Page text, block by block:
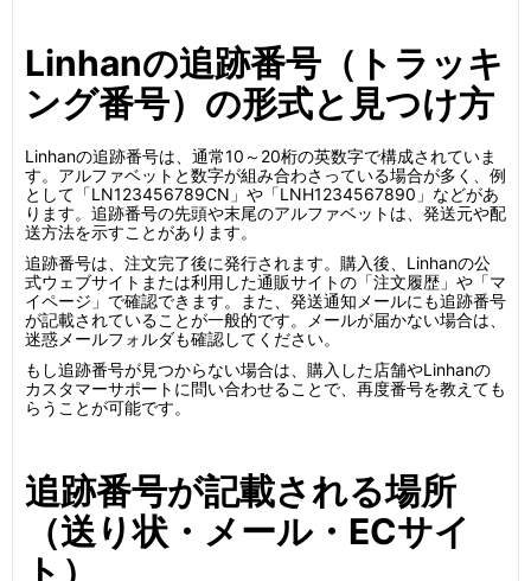
Linhanの追跡番号（トラッキ
ング番号）の形式と見つけ方
Linhanの追跡番号は、通常10～20桁の英数字で構成されていま
す。アルファベットと数字が組み合わさっている場合が多く、例
として「LN123456789CN」や「LNH1234567890」などがあ
ります。追跡番号の先頭や末尾のアルファベットは、発送元や配
送方法を示すことがあります。
追跡番号は、注文完了後に発行されます。購入後、Linhanの公
式ウェブサイトまたは利用した通販サイトの「注文履歴」や「マ
イページ」で確認できます。また、発送通知メールにも追跡番号
が記載されていることが一般的です。メールが届かない場合は、
迷惑メールフォルダも確認してください。
もし追跡番号が見つからない場合は、購入した店舗やLinhanの
カスタマーサポートに問い合わせることで、再度番号を教えても
らうことが可能です。
追跡番号が記載される場所
（送り状・メール・ECサイ
ト）